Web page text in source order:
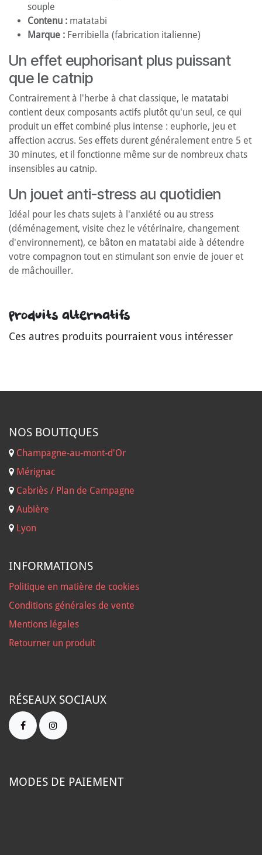
souple
Contenu : matatabi
Marque : Ferribiella (fabrication italienne)
Un effet euphorisant plus puissant
que le catnip
Contrairement à l'herbe à chat classique, le matatabi
contient deux composants actifs plutôt qu'un seul, ce qui
produit un effet combiné plus intense : euphorie, jeu et
affection accrus. Ses effets durent généralement entre 5 et
30 minutes, et il fonctionne même sur de nombreux chats
insensibles au catnip.
Un jouet anti-stress au quotidien
Idéal pour les chats sujets à l'anxiété ou au stress
(déménagement, visite chez le vétérinaire, changement
d'environnement), ce bâton en matatabi aide à détendre
votre compagnon tout en stimulant son envie de jouer et
de mâchouiller.
Produits alternatifs
Ces autres produits pourraient vous intéresser
NOS BOUTIQUES
Champagne-au-mont-d'Or
Mérignac
Cabriès / Plan de Campagne
Aubière
Lyon
INFORMATIONS
Politique en matière de cookies
Conditions générales de vente
Mentions légales
Retourner un produit
RÉSEAUX SOCIAUX
MODES DE PAIEMENT